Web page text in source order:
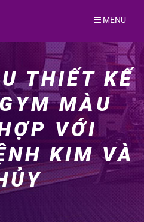
MENU
THIẾT KẾ
MÀU
VỚI
KIM VÀ